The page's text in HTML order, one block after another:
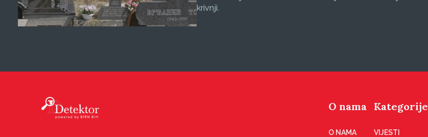
krivnji.
O nama
O NAMA
Kategorije
VIJESTI